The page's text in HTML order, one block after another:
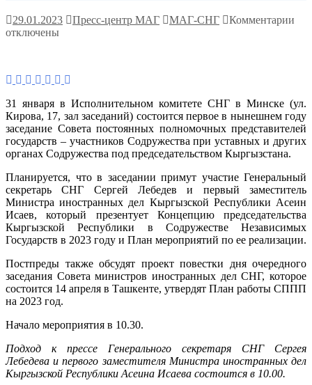
29.01.2023 Пресс-центр МАГ МАГ-СНГ Комментарии
в
под
отключены
31 января в Исполнительном комитете СНГ в Минске (ул.
Кирова, 17, зал заседаний) состоится первое в нынешнем году
заседание Совета постоянных полномочных представителей
государств – участников Содружества при уставных и других
органах Содружества под председательством Кыргызстана.
Планируется, что в заседании примут участие Генеральный
секретарь СНГ Сергей Лебедев и первый заместитель
Министра иностранных дел Кыргызской Республики Асеин
Исаев, который презентует Концепцию председательства
Кыргызской Республики в Содружестве Независимых
Государств в 2023 году и План мероприятий по ее реализации.
Постпреды также обсудят проект повестки дня очередного
заседания Совета министров иностранных дел СНГ, которое
состоится 14 апреля в Ташкенте, утвердят План работы СППП
на 2023 год.
Начало мероприятия в 10.30.
Подход к прессе Генерального секретаря СНГ Сергея
Лебедева и первого заместителя Министра иностранных дел
Кыргызской Республики Асеина Исаева состоится в 10.00.